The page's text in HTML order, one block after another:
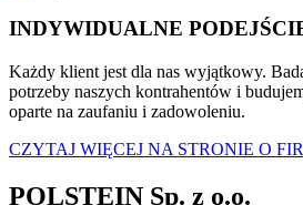
INDYWIDUALNE
Każdy klient jest dla nas wyjątkowy.
potrzeby naszych kontrahentów i
oparte na zaufaniu i zadowoleniu.
CZYTAJ WIĘCEJ NA STRONIE O
POLSTEIN Sp. z o.o.